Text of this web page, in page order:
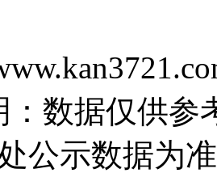
：数据仅供参
公示数据为